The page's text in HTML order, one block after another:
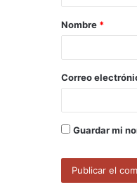
a
r
*
Nombre *
Correo
Guardar mi